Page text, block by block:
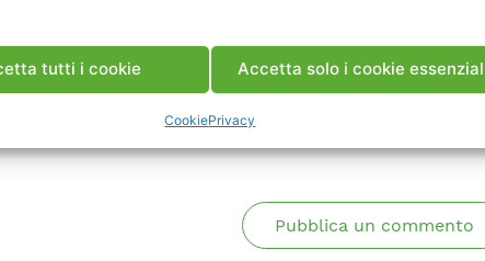
tutti i cookie Accetta solo i cookie
CookiePrivacy
Pubblica un commento